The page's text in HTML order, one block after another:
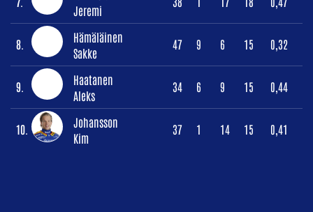
Jeremi
8.
Hämäläinen
Sakke
47 9 6 15 0,32
9.
Haatanen
Aleks
34 6 9 15 0,44
10.
Johansson
Kim
37 1 14 15 0,41